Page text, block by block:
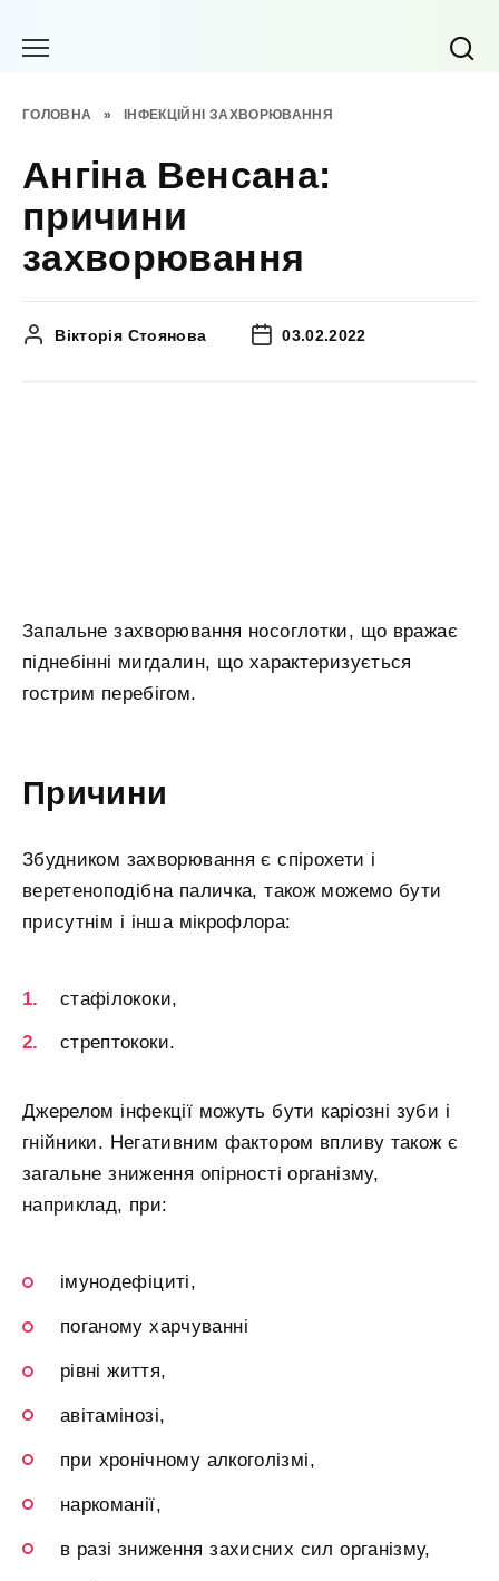
ГОЛОВНА » ІНФЕКЦІЙНІ ЗАХВОРЮВАННЯ
Ангіна Венсана:
причини
захворювання
Вікторія Стоянова 03.02.2022
Запальне захворювання носоглотки, що вражає
піднебінні мигдалин, що характеризується
гострим перебігом.
Причини
Збудником захворювання є спірохети і
веретеноподібна паличка, також можемо бути
присутнім і інша мікрофлора:
стафілококи,
стрептококи.
Джерелом інфекції можуть бути каріозні зуби і
гнійники. Негативним фактором впливу також є
загальне зниження опірності організму,
наприклад, при:
імунодефіциті,
поганому харчуванні
рівні життя,
авітамінозі,
при хронічному алкоголізмі,
наркоманії,
в разі зниження захисних сил організму,